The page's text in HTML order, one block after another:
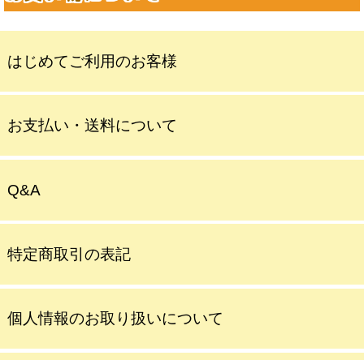
はじめてご利用のお客様
お支払い・送料について
Q&A
特定商取引の表記
個人情報のお取り扱いについて